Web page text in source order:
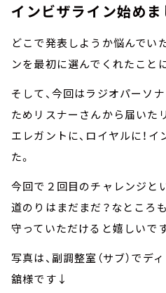
インビザライン始めま
どこで発表しようか悩んでい
ンを最初に選んでくれたこと
そして、今回はラジオパーソ
ためリスナーさんから届いた
エレガントに、ロイヤルに！
た。
今回で２回目のチャレンジと
道のりはまだまだ？なところ
守っていただけると嬉しいです
写真は、副調整室（サブ）でデ
舘様です↓